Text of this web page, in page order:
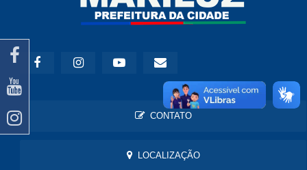
CONTATO
LOCALIZAÇÃO